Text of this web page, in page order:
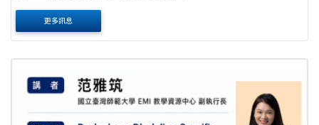
Teacher Language and Teaching Enhancement）」，惠請轉
知教師踴躍參與，請查照。公文 說明： 一、「AI輔助雙語教
更多訊息